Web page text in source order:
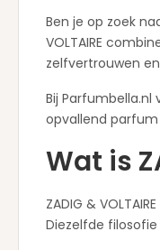
Ben je op zoek
VOLTAIRE
zelfvertrouwen
Bij Parfumbella.nl
opvallend
Wat is
ZADIG &
Diezelfde